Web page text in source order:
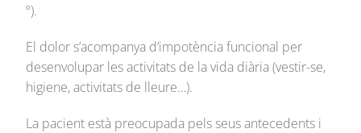
º).
El dolor s’acompanya d’impotència funcional per
desenvolupar les activitats de la vida diària (vestir-se,
higiene, activitats de lleure…).
La pacient està preocupada pels seus antecedents i